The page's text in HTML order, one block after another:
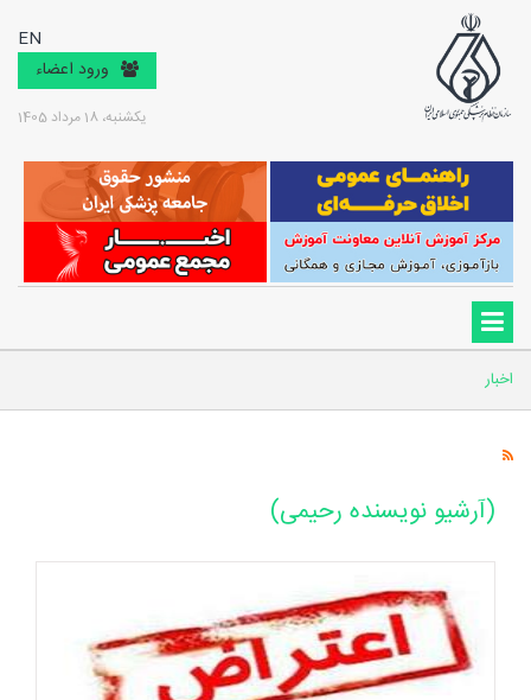
EN
ورود اعضاء
یکشنبه، 18 مرداد 1405
اخبار
(آرشیو نویسنده رحیمی)